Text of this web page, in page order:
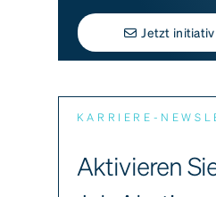
Jetzt
KARRIERE-
Aktivieren